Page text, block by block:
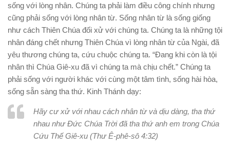
sống với lòng nhân. Chúng ta phải làm điều công chính nhưng
cũng phải sống với lòng nhân từ. Sống nhân từ là sống giống
như cách Thiên Chúa đối xử với chúng ta. Chúng ta là những tội
nhân đáng chết nhưng Thiên Chúa vì lòng nhân từ của Ngài, đã
yêu thương chúng ta, cứu chuộc chúng ta. “Đang khi còn là tội
nhân thì Chúa Giê-xu đã vì chúng ta mà chịu chết.” Chúng ta
phải sống với người khác với cùng một tâm tình, sống hài hòa,
sống sẵn sàng tha thứ. Kinh Thánh dạy:
Hãy cư xử với nhau cách nhân từ và dịu dàng, tha thứ
nhau như Đức Chúa Trời đã tha thứ anh em trong Chúa
Cứu Thế Giê-xu (Thư Ê-phê-sô 4:32)